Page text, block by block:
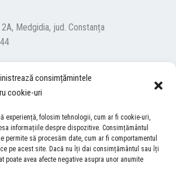
consimțămintele
cookie-uri
experiență, folosim tehnologii, cum ar fi cookie-uri,
informațiile despre dispozitive. Consimțământul
permite să procesăm date, cum ar fi comportamentul
pe acest site. Dacă nu îți dai consimțământul sau îți
poate avea afecte negative asupra unor anumite
Medgidia, jud. Constanța
F
a
c
e
b
o
Y
u
t
u
b
I
s
t
a
g
NonVisual Desktop Acces, care oferă
vizuale posibilitatea de a consulta site-ul